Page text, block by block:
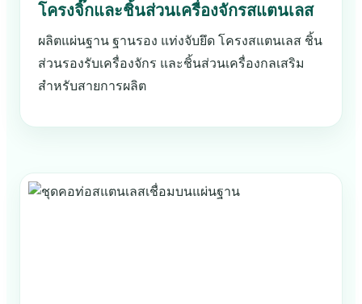
โครงจิ๊กและชิ้นส่วนเครื่องจักรสแตนเลส
ผลิตแผ่นฐาน ฐานรอง แท่งจับยึด โครงสแตนเลส ชิ้น
ส่วนรองรับเครื่องจักร และชิ้นส่วนเครื่องกลเสริม
สำหรับสายการผลิต